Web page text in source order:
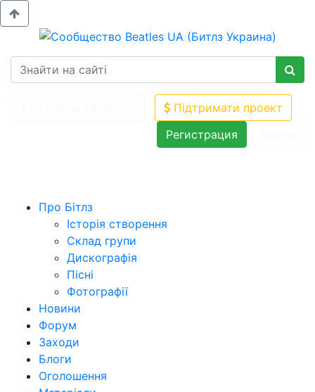
Підтримати проект
Регистрация
Про Бітлз
Історія створення
Склад групи
Дискографія
Пісні
Фотографії
Новини
Форум
Заходи
Блоги
Оголошення